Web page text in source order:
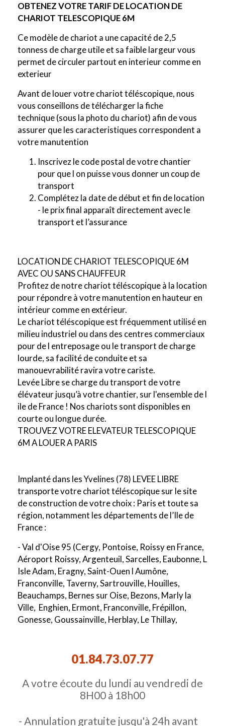
OBTENEZ VOTRE TARIF DE LOCATION DE
CHARIOT TELESCOPIQUE 6M
Ce modèle de chariot a une capacité de 2,5
tonness de charge utile et sa faible largeur vous
permet de circuler partout en interieur comme en
exterieur
Avant de louer votre chariot téléscopique, nous
vous conseillons de télécharger la fiche
technique (sous la photo du chariot) afin de vous
assurer que les caracteristiques correspondent a
votre manutention
Inscrivez le code postal de votre chantier
pour que l on puisse vous donner un coup de
transport
Complétez la date de début et fin de location
- le prix final apparaît directement avec le
transport et l’assurance
LOCATION DE CHARIOT TELESCOPIQUE 6M
AVEC OU SANS CHAUFFEUR
Profitez de notre chariot téléscopique à la location
pour répondre à votre manutention en hauteur en
intérieur comme en extérieur.
Le chariot téléscopique est fréquemment utilisé en
milieu industriel ou dans des centres commerciaux
pour de l entreposage ou le transport de charge
lourde, sa facilité de conduite et sa
manouevrabilité ravira votre cariste.
Levée Libre se charge du transport de votre
élévateur jusqu’à votre chantier, sur l'ensemble de l
ile de France ! Nos chariots sont disponibles en
courte ou longue durée.
TROUVEZ VOTRE ELEVATEUR TELESCOPIQUE
6M A LOUER A PARIS
Implanté dans les Yvelines (78) LEVEE LIBRE
transporte votre chariot téléscopique sur le site
de construction de votre choix : Paris et toute sa
région, notamment les départements de l’Ile de
France :
- Val d'Oise 95 (Cergy, Pontoise, Roissy en France,
Aéroport Roissy, Argenteuil, Sarcelles, Eaubonne, L
Isle Adam, Eragny, Saint-Ouen l Aumône,
Franconville, Taverny, Sartrouville, Houilles,
Beauchamps, Bernes sur Oise, Bezons, Marly la
Ville, Enghien, Ermont, Franconville, Frépillon,
Gonesse, Goussainville, Herblay, Le Thillay,
Champigny sur marne, Alfortville, Arcueil, Boissy
Cachan, Charenton le Pont, Chennevières sur
Marne, Chevilly Larue, Fresnes, Gentilly, Le Kremlin
sur Marne, Orly, Aéroport Orly, Rungis, Saint Maur
01.84.73.07.77
A votre écoute du lundi au vendredi de
8H00 à 18h00
- Annulation gratuite jusqu'à 24h avant